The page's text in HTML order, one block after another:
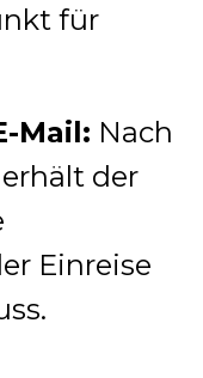
für
Mail: Nach
der
Einreise